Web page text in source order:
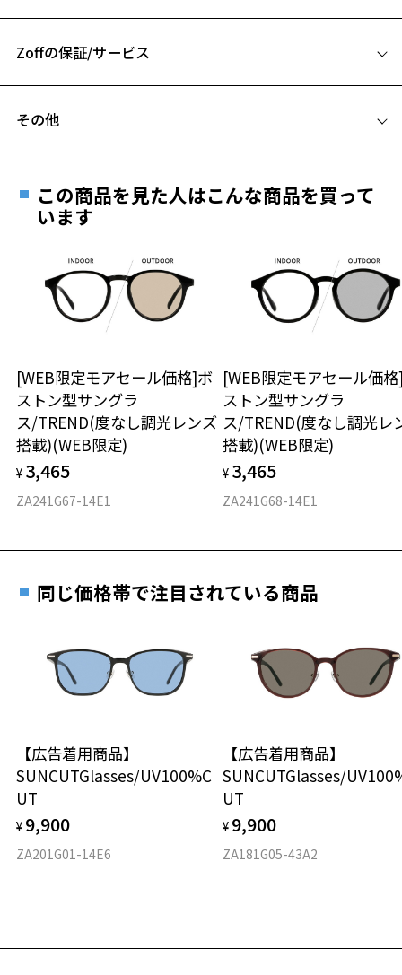
お気に入り
ポイント2：コラボレーションロゴ
印字。
新たに開発した2ピンの上から横線を入れた飾鋲は、ビンテージデザイ
【付属品】“Original Case with Cleaning Cloth”
オリジナルケース＆メガネ拭きセット付き（当コレクション全商品対
象）
【JOURNAL STANDARD relume】
relumeは背伸びをしない「ちょうどよい」大人のファッションを提案
するブランドです。
カジュアルでベーシックだけど品質にはこだわったアイテムと、ちょ
メンズ・レディース・ユニセックスと、全ての大人に楽しんで貰える
ように豊富なラインナップを取り揃えております。
※柄や色味の出方に個体差があり、画像と異なる場合がございます。
Zoff×JOURNAL STANDARD relume ページをみる
※フロントアタッチメントのレンズを交換することはできません。
※フロントアタッチメントの別売りはございません。
※自動車のフロントガラス等、 熱強化したガラスを通して使用すると
ガラスのひずみの干渉色が見えることがあります。
※液晶画面（パソコン・携帯電話・タブレット・カメラ等の液晶画面
※本製品を使用中に違和感を感じた場合は使用を中止してください。
※本製品は磁石を使用しています。磁石部分が首から上に直接あたら
ないようご注意ください。
※カラーレンズの入ったプレートは磁石でメガネ本体に装着する構造
です。
※強い衝撃やひねり等はプレートが外れる原因となりますのでご注意
B ブリッジ(鼻部分)の横幅：19mm
仕上がり寸法
D 仕上がりの横幅：約148mm
E 仕上がりの縦幅：約46mm
※メガネ：デモレンズを外した重さ
タイプ
材質
フロント素材：French Plastic/アセテート
フレームとレンズの合計料金を知りたい方へ
Zoffの保証/サービス
安心1 フレーム１年間品質保証
日または発送日より１年間修理又は交換させて頂
きます。
※保証期間内に交換が行われた場合、保証期間は初期の期間から
延長されません。
安心2 視力測定無料
視力の変化を早めに発見するために、定期的な視
力測定をおすすめいたします。
安心3 かかり具合調整無料
その他
ご希望のお客さまは、「レンズ交換券」をお選びのうえ、
最寄りのZoff実店舗にてレンズをお買い求めください。
※サングラスやパッケージ品では「レンズ交換券」はお選び
談ください。
オンラインストアでフレームのみ購入して、
実店舗で度付きにできます
ご購入時に「レンズ交換券」をお選びいただくと、実店舗で
度数を測定のうえ、度付きレンズ（標準セットレンズ）へ無
料交換いただけます。
詳しくはこちら
お近くのZoff実店舗にて度数を測定いただけます（無料）。
その際は記入用紙をダウンロードしてお使いください。
この商品を見た人はこんな商品を買って
います
[WEB限定モアセール価格]ボ
ストン型サングラ
ス/TREND(度なし調光レンズ
搭載)(WEB限定)
¥ 3,465
ZA241G67-14E1
[WEB限定モアセール価
ストン型サングラ
ス/TREND(度なし調光レ
搭載)(WEB限定)
¥ 3,465
ZA241G68-14E1
同じ価格帯で注目されている商品
【広告着用商品】
SUNCUTGlasses/UV100%C
UT
¥ 9,900
ZA201G01-14E6
【広告着用商品】
SUNCUTGlasses/
UT
¥ 9,900
ZA181G05-43A2